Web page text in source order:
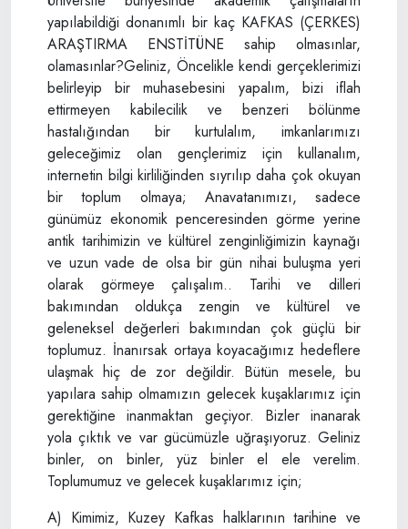
yapılabildiği donanımlı bir kaç KAFKAS (ÇERKES)
ARAŞTIRMA ENSTİTÜNE sahip olmasınlar,
olamasınlar?Geliniz, Öncelikle kendi gerçeklerimizi
belirleyip bir muhasebesini yapalım, bizi iflah
ettirmeyen kabilecilik ve benzeri bölünme
hastalığından bir kurtulalım, imkanlarımızı
geleceğimiz olan gençlerimiz için kullanalım,
internetin bilgi kirliliğinden sıyrılıp daha çok okuyan
bir toplum olmaya; Anavatanımızı, sadece
günümüz ekonomik penceresinden görme yerine
antik tarihimizin ve kültürel zenginliğimizin kaynağı
ve uzun vade de olsa bir gün nihai buluşma yeri
olarak görmeye çalışalım.. Tarihi ve dilleri
bakımından oldukça zengin ve kültürel ve
geleneksel değerleri bakımından çok güçlü bir
toplumuz. İnanırsak ortaya koyacağımız hedeflere
ulaşmak hiç de zor değildir. Bütün mesele, bu
yapılara sahip olmamızın gelecek kuşaklarımız için
gerektiğine inanmaktan geçiyor. Bizler inanarak
yola çıktık ve var gücümüzle uğraşıyoruz. Geliniz
binler, on binler, yüz binler el ele verelim.
Toplumumuz ve gelecek kuşaklarımız için;
A) Kimimiz, Kuzey Kafkas halklarının tarihine ve